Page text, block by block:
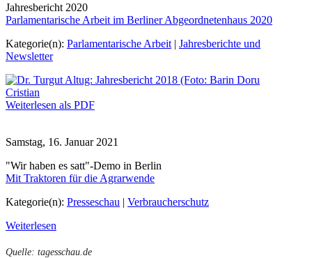
Jahresbericht 2020
Parlamentarische Arbeit im Berliner Abgeordnetenhaus 2020
Kategorie(n): Parlamentarische Arbeit | Jahresberichte und
Newsletter
Weiterlesen als PDF
Samstag, 16. Januar 2021
"Wir haben es satt"-Demo in Berlin
Mit Traktoren für die Agrarwende
Kategorie(n): Presseschau | Verbraucherschutz
Weiterlesen
Quelle: tagesschau.de